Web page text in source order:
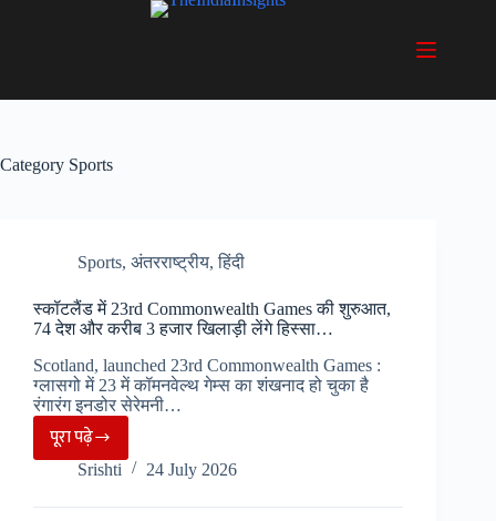
Category Sports
Sports, अंतरराष्ट्रीय,हिंदी
स्कॉटलैंड में 23rd Commonwealth Games की शुरुआत,
74 देश और करीब 3 हजार खिलाड़ी लेंगे हिस्सा…
Scotland, launched 23rd Commonwealth Games :
ग्लासगो में 23 में कॉमनवेल्थ गेम्स का शंखनाद हो चुका है
रंगारंग इनडोर सेरेमनी…
पूरा पढ़ेस्कॉटलैंड
में
23rd
Srishti 24 July 2026